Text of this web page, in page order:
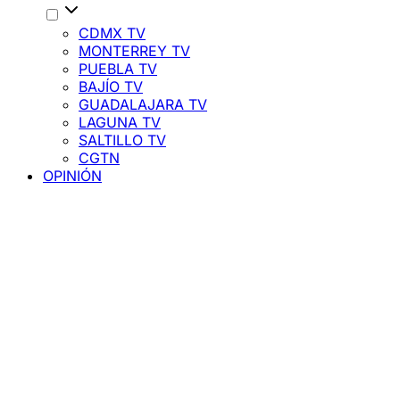
CDMX TV
MONTERREY TV
PUEBLA TV
BAJÍO TV
GUADALAJARA TV
LAGUNA TV
SALTILLO TV
CGTN
OPINIÓN